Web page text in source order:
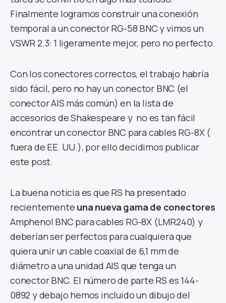
Finalmente logramos construir una conexión
temporal a un conector RG-58 BNC y vimos un
VSWR 2.3: 1 ligeramente mejor, pero no perfecto.
Con los conectores correctos, el trabajo habría
sido fácil, pero no hay un conector BNC (el
conector AIS más común) en la lista de
accesorios de Shakespeare y no es tan fácil
encontrar un conector BNC para cables RG-8X (
fuera de EE. UU.), por ello decidimos publicar
este post.
La buena noticia es que RS ha presentado
recientemente una nueva gama de conectores
Amphenol BNC para cables RG-8X (LMR240) y
deberían ser perfectos para cualquiera que
quiera unir un cable coaxial de 6,1 mm de
diámetro a una unidad AIS que tenga un
conector BNC. El número de parte RS es 144-
0892 y debajo hemos incluido un dibujo del